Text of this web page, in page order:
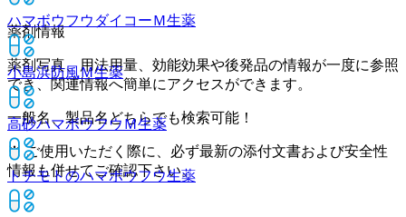
ハマボウフウダイコーＭ生薬
小島浜防風Ｍ生薬
高砂ハマボウフウＭ生薬
トチモトのハマボウフウ生薬
薬剤情報
薬剤写真、用法用量、効能効果や後発品の情報が一度に参照
でき、関連情報へ簡単にアクセスができます。
一般名、製品名どちらでも検索可能！
※ ご使用いただく際に、必ず最新の添付文書および安全性
情報も併せてご確認下さい。